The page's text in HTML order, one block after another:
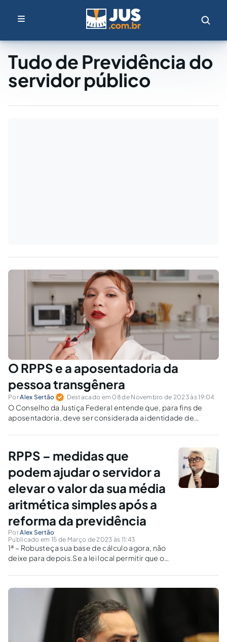
Tudo de Previdência do
servidor público
O RPPS e a aposentadoria da
pessoa transgênera
PorAlex Sertão Destacado em 08 de Novembro de 2023 às 19:04
O Conselho da Justiça Federal entende que, para fins de
aposentadoria, deve ser considerada a identidade de
RPPS – medidas que
podem ajudar o servidor a
elevar o valor da sua média
aritmética simples após a
reforma da previdência
PorAlex Sertão
Publicado em 15 de Março de 2023 às 11:43
1ª – Robusteça sua base de cálculo agora, não
deixe para depois.Se a lei local permitir que o
temporárias, faça esta opção já, pois quanto
mais o servidor demorar, mais competências
ele deixará passar. Acrescente vantagens...